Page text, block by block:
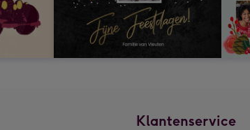
Klantenservice